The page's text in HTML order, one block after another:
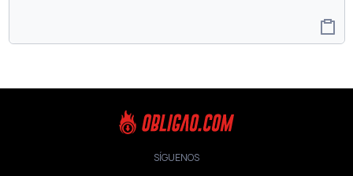
SÍGUENOS